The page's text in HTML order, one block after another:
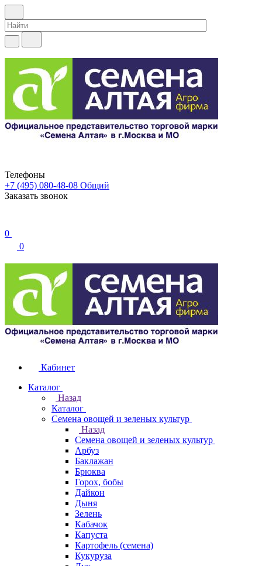
Телефоны
+7 (495) 080-48-08 Общий
Заказать звонок
0
0
Кабинет
Каталог
Назад
Каталог
Семена овощей и зеленых культур
Назад
Семена овощей и зеленых культур
Арбуз
Баклажан
Брюква
Горох, бобы
Дайкон
Дыня
Зелень
Кабачок
Капуста
Картофель (семена)
Кукуруза